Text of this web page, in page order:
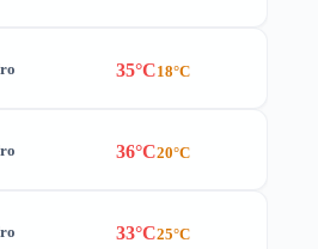
35°C18°C
36°C20°C
33°C25°C